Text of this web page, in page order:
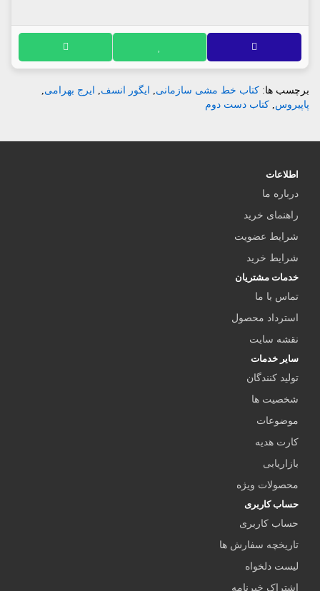
برچسب ها: کتاب خط مشی سازمانی, ایگور انسف, ایرج بهرامی,
پاپیروس, کتاب دست دوم
اطلاعات
درباره ما
راهنمای خرید
شرایط عضویت
شرایط خرید
خدمات مشتریان
تماس با ما
استرداد محصول
نقشه سایت
سایر خدمات
تولید کنندگان
شخصیت ها
موضوعات
کارت هدیه
بازاریابی
محصولات ویژه
حساب کاربری
حساب کاربری
تاریخچه سفارش ها
لیست دلخواه
اشتراک خبرنامه